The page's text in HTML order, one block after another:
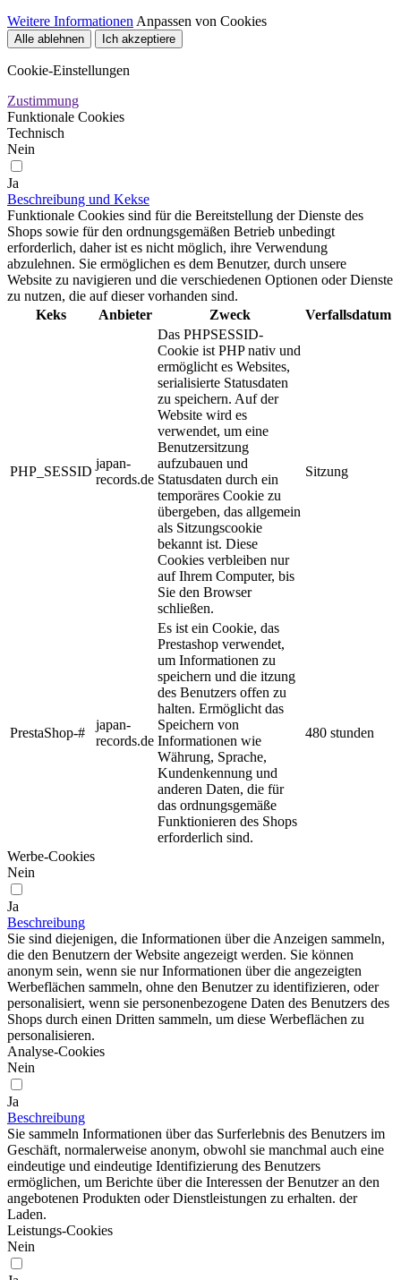
Weitere InformationenAnpassen von Cookies
Alle ablehnen Ich akzeptiere
Cookie-Einstellungen
Zustimmung
Funktionale Cookies
Technisch
Nein
Ja
Beschreibung und Kekse
Funktionale Cookies sind für die Bereitstellung der Dienste des
Shops sowie für den ordnungsgemäßen Betrieb unbedingt
erforderlich, daher ist es nicht möglich, ihre Verwendung
abzulehnen. Sie ermöglichen es dem Benutzer, durch unsere
Website zu navigieren und die verschiedenen Optionen oder Dienste
zu nutzen, die auf dieser vorhanden sind.
Keks
Anbieter Zweck Verfallsdatum
PHP_SESSID
japan-
records.de
Das PHPSESSID-
Cookie ist PHP nativ und
ermöglicht es Websites,
serialisierte Statusdaten
zu speichern. Auf der
Website wird es
verwendet, um eine
Benutzersitzung
aufzubauen und
Statusdaten durch ein
temporäres Cookie zu
übergeben, das allgemein
als Sitzungscookie
bekannt ist. Diese
Cookies verbleiben nur
auf Ihrem Computer, bis
Sie den Browser
schließen.
Sitzung
PrestaShop-#
japan-
records.de
Es ist ein Cookie, das
Prestashop verwendet,
um Informationen zu
speichern und die itzung
des Benutzers offen zu
halten. Ermöglicht das
Speichern von
Informationen wie
Währung, Sprache,
Kundenkennung und
anderen Daten, die für
das ordnungsgemäße
Funktionieren des Shops
erforderlich sind.
480 stunden
Werbe-Cookies
Nein
Ja
Beschreibung
Sie sind diejenigen, die Informationen über die Anzeigen sammeln,
die den Benutzern der Website angezeigt werden. Sie können
anonym sein, wenn sie nur Informationen über die angezeigten
Werbeflächen sammeln, ohne den Benutzer zu identifizieren, oder
personalisiert, wenn sie personenbezogene Daten des Benutzers des
Shops durch einen Dritten sammeln, um diese Werbeflächen zu
personalisieren.
Analyse-Cookies
Nein
Ja
Beschreibung
Sie sammeln Informationen über das Surferlebnis des Benutzers im
Geschäft, normalerweise anonym, obwohl sie manchmal auch eine
eindeutige und eindeutige Identifizierung des Benutzers
ermöglichen, um Berichte über die Interessen der Benutzer an den
angebotenen Produkten oder Dienstleistungen zu erhalten. der
Laden.
Leistungs-Cookies
Nein